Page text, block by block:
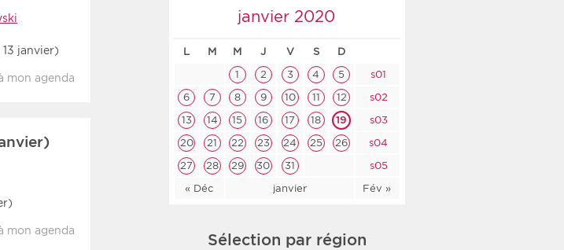
Tri
Chronologique
Inversé
janvier)
mon agenda
mon agenda
janvier 2020
L M M J V S D
« Déc janvier Fév »
1 2 3 4 5
s01
6
7 8 9 10 11 12
s02
13
14 15 16 17 18 19
s03
20
21 22 23 24 25 26
s04
27
28 29 30 31 s05
Sélection par région